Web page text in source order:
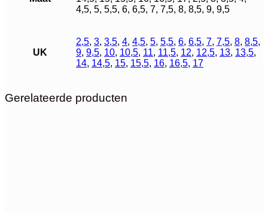
4,5, 5, 5,5, 6, 6,5, 7, 7,5, 8, 8,5, 9, 9,5
UK
2,5, 3, 3,5, 4, 4,5, 5, 5,5, 6, 6,5, 7, 7,5, 8, 8,5,
9, 9,5, 10, 10,5, 11, 11,5, 12, 12,5, 13, 13,5,
14, 14,5, 15, 15,5, 16, 16,5, 17
Gerelateerde producten